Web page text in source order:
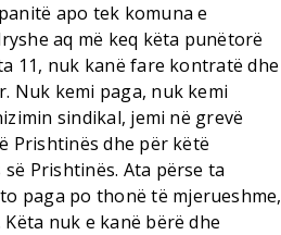
apo tek komuna e
aq më keq këta punëtorë
11, nuk kanë fare kontratë dhe
Nuk kemi paga, nuk kemi
sindikal, jemi në grevë
Prishtinës dhe për këtë
Prishtinës. Ata përse ta
paga po thonë të mjerueshme,
nuk e kanë bërë dhe